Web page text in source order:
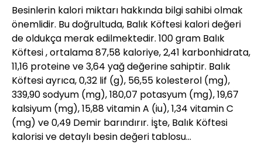
Besinlerin kalori miktarı hakkında bilgi sahibi olmak
önemlidir. Bu doğrultuda, Balık Köftesi kalori değeri
de oldukça merak edilmektedir. 100 gram Balık
Köftesi , ortalama 87,58 kaloriye, 2,41 karbonhidrata,
11,16 proteine ve 3,64 yağ değerine sahiptir. Balık
Köftesi ayrıca, 0,32 lif (g), 56,55 kolesterol (mg),
339,90 sodyum (mg), 180,07 potasyum (mg), 19,67
kalsiyum (mg), 15,88 vitamin A (iu), 1,34 vitamin C
(mg) ve 0,49 Demir barındırır. İşte, Balık Köftesi
kalorisi ve detaylı besin değeri tablosu…